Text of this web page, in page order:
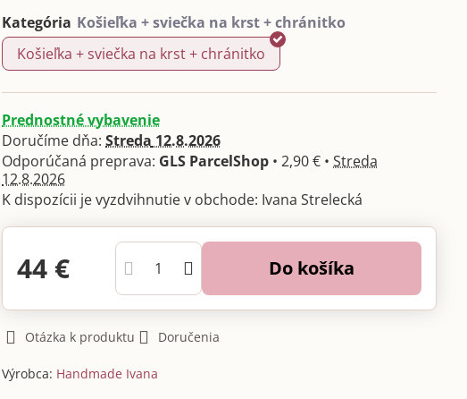
Kategória
Košieľka + sviečka na krst + chránitko
Prednostné vybavenie
Doručíme dňa:Streda 12.8.2026
GLS ParcelShop •2,90 € •Streda
12.8.2026
Ivana Strelecká
44 € Do košíka
Otázka k produktu Doručenia
Výrobca: Handmade Ivana